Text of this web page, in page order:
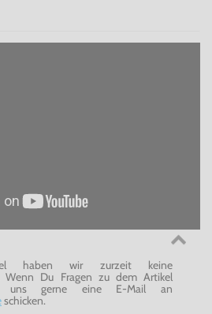
haben wir zurzeit keine
Wenn Du Fragen zu dem Artikel
uns gerne eine E-Mail an
schicken.